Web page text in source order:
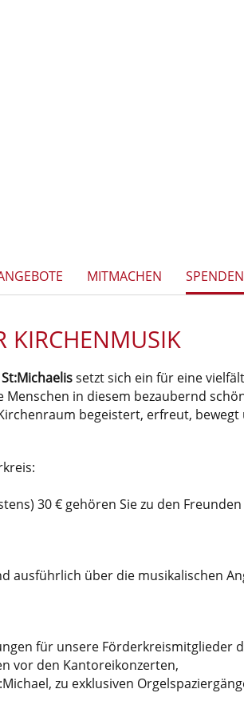
MITMACHEN
KIRCHENMUSIK
setzt sich ein für eine
in diesem bezaubernd
begeistert, erfreut, bewegt
30 € gehören Sie zu den
ausführlich über die musikalischen
für unsere Förderkreismitglieder
vor den Kantoreikonzerten,
zu exklusiven